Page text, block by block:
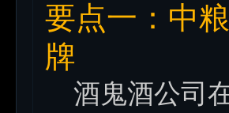
要点一：中
牌
酒鬼酒公司